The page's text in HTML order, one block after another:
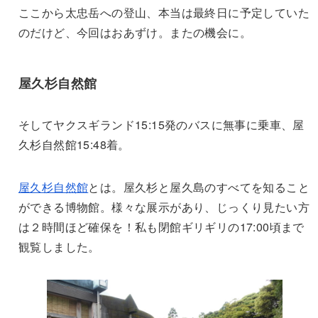
ここから太忠岳への登山、本当は最終日に予定していた
のだけど、今回はおあずけ。またの機会に。
屋久杉自然館
そしてヤクスギランド15:15発のバスに無事に乗車、屋
久杉自然館15:48着。
屋久杉自然館とは。屋久杉と屋久島のすべてを知ること
ができる博物館。様々な展示があり、じっくり見たい方
は２時間ほど確保を！私も閉館ギリギリの17:00頃まで
観覧しました。